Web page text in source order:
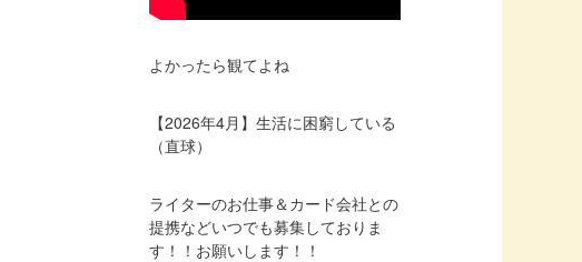
よかったら観てよね
【2026年4月】生活に困窮している
（直球）
ライターのお仕事＆カード会社との
提携などいつでも募集しておりま
す！！お願いします！！